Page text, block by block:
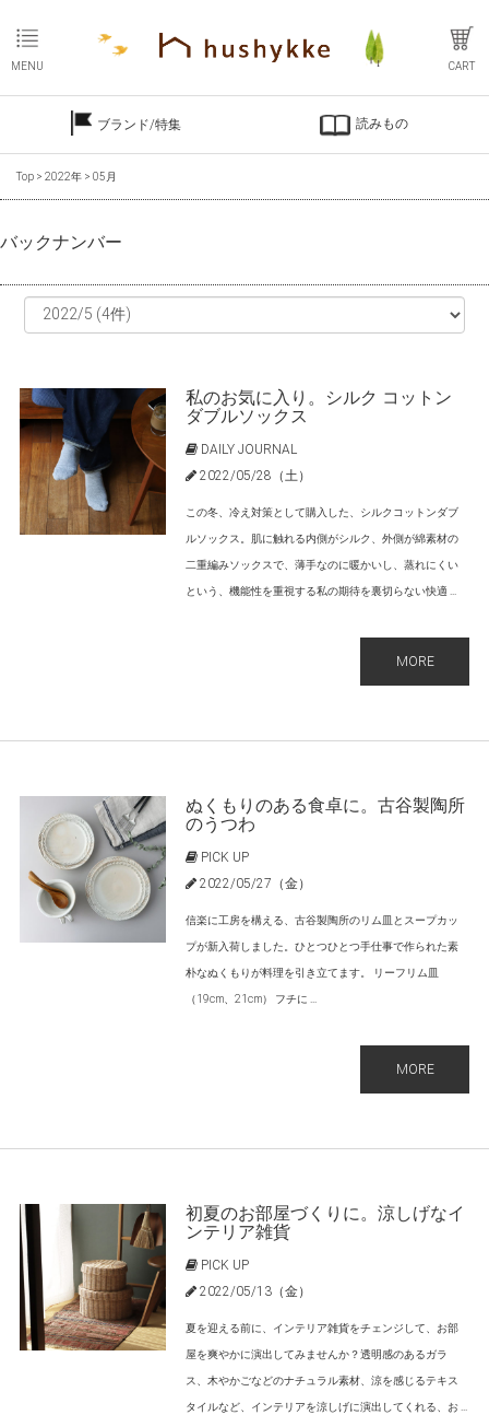
MENU CART
ブランド/特集 読みもの
Top > 2022年 > 05月
バックナンバー
私のお気に入り。シルク コットン
ダブルソックス
DAILY JOURNAL
2022/05/28（土）
この冬、冷え対策として購入した、シルクコットンダブ
ルソックス。肌に触れる内側がシルク、外側が綿素材の
二重編みソックスで、薄手なのに暖かいし、蒸れにくい
という、機能性を重視する私の期待を裏切らない快適 ...
MORE
ぬくもりのある食卓に。古谷製陶所
のうつわ
PICK UP
2022/05/27（金）
信楽に工房を構える、古谷製陶所のリム皿とスープカッ
プが新入荷しました。ひとつひとつ手仕事で作られた素
朴なぬくもりが料理を引き立てます。 リーフリム皿
（19cm、21cm） フチに ...
MORE
初夏のお部屋づくりに。涼しげなイ
ンテリア雑貨
PICK UP
2022/05/13（金）
夏を迎える前に、インテリア雑貨をチェンジして、お部
屋を爽やかに演出してみませんか？透明感のあるガラ
ス、木やかごなどのナチュラル素材、涼を感じるテキス
タイルなど、インテリアを涼しげに演出してくれる、お ...